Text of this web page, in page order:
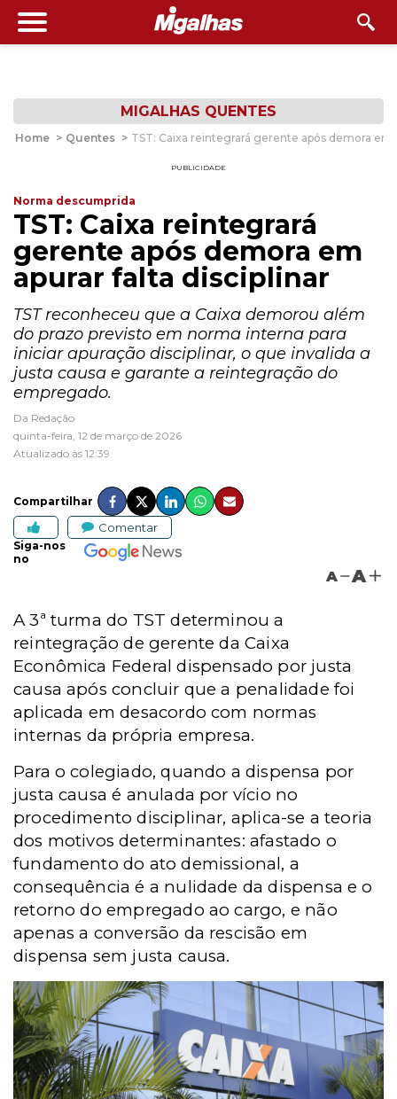
MIGALHAS QUENTES
Home > Quentes > TST: Caixa reintegrará gerente após demora em
PUBLICIDADE
Norma descumprida
TST: Caixa reintegrará
gerente após demora em
apurar falta disciplinar
TST reconheceu que a Caixa demorou além
do prazo previsto em norma interna para
iniciar apuração disciplinar, o que invalida a
justa causa e garante a reintegração do
empregado.
Da Redação
quinta-feira, 12 de março de 2026
Atualizado às 12:39
Compartilhar
Comentar
Siga-nos
no
A A
A 3ª turma do TST determinou a
reintegração de gerente da Caixa
Econômica Federal dispensado por justa
causa após concluir que a penalidade foi
aplicada em desacordo com normas
internas da própria empresa.
Para o colegiado, quando a dispensa por
justa causa é anulada por vício no
procedimento disciplinar, aplica-se a teoria
dos motivos determinantes: afastado o
fundamento do ato demissional, a
consequência é a nulidade da dispensa e o
retorno do empregado ao cargo, e não
apenas a conversão da rescisão em
dispensa sem justa causa.